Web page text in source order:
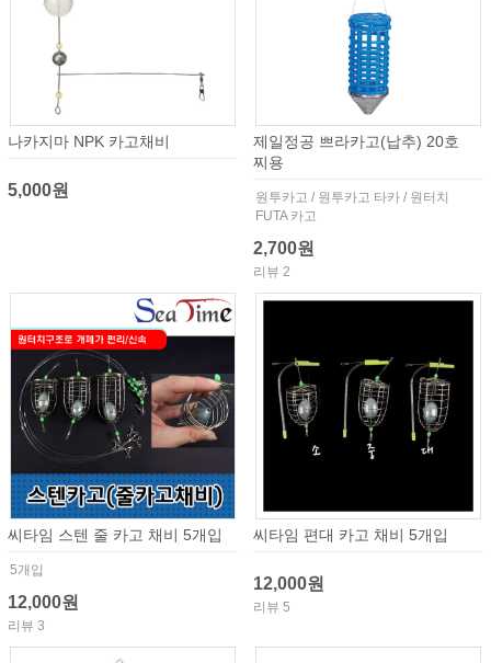
나카지마 NPK 카고채비
5,000원
제일정공 쁘라카고(납추) 20호
찌용
원투카고 / 원투카고 타카 / 원터치
FUTA 카고
2,700원
리뷰 2
씨타임 스텐 줄 카고 채비 5개입
5개입
12,000원
리뷰 3
씨타임 편대 카고 채비 5개입
12,000원
리뷰 5